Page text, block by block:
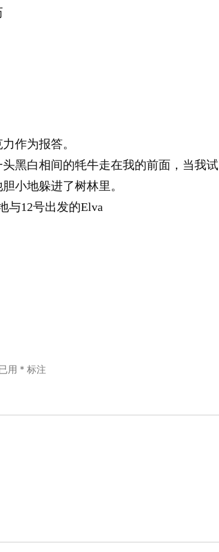
作为报答。
黑白相间的牦牛走在我的前面，当我试
小地躲进了树林里。
与12号出发的Elva
用 * 标注